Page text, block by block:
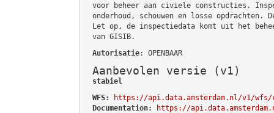
voor beheer aan civiele constructies.
onderhoud, schouwen en losse opdrachten.
Let op, de inspectiedata komt uit het
van GISIB.
Autorisatie: OPENBAAR
Aanbevolen versie (v1)
stabiel
WFS:
https://api.data.amsterdam.nl/v1/
Documentation:
https://